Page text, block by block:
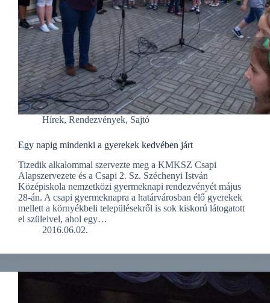
Hírek, Rendezvények, Sajtó
Egy napig mindenki a gyerekek kedvében járt
Tizedik alkalommal szervezte meg a KMKSZ Csapi
Alapszervezete és a Csapi 2. Sz. Széchenyi István
Középiskola nemzetközi gyermeknapi rendezvényét május
28-án. A csapi gyermeknapra a határvárosban élő gyerekek
mellett a környékbeli településekről is sok kiskorú látogatott
el szüleivel, ahol egy…
2016.06.02.